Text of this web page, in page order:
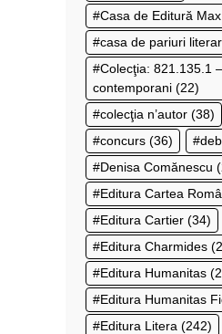
Casa de Editură
casa de pariuri
Colecţia: 821.135.1
contemporani (22)
colecţia n’autor (38)
concurs (36)
Denisa Comănescu
Editura Cartea
Editura Cartier (34)
Editura Charmides
Editura Humanitas
Editura Humanitas
Editura Litera (242)